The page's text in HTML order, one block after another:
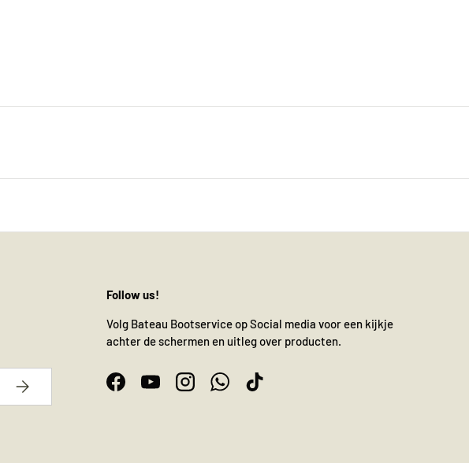
Abonneer
Follow us!
Volg Bateau Bootservice op Social media voor een kijkje
achter de schermen en uitleg over producten.
FacebookYouTubeInstagramWhatsAppTikTok